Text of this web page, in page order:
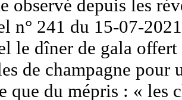
observé depuis les
n° 241 du 15-07-
le dîner de gala
de champagne pour
que du mépris : « les